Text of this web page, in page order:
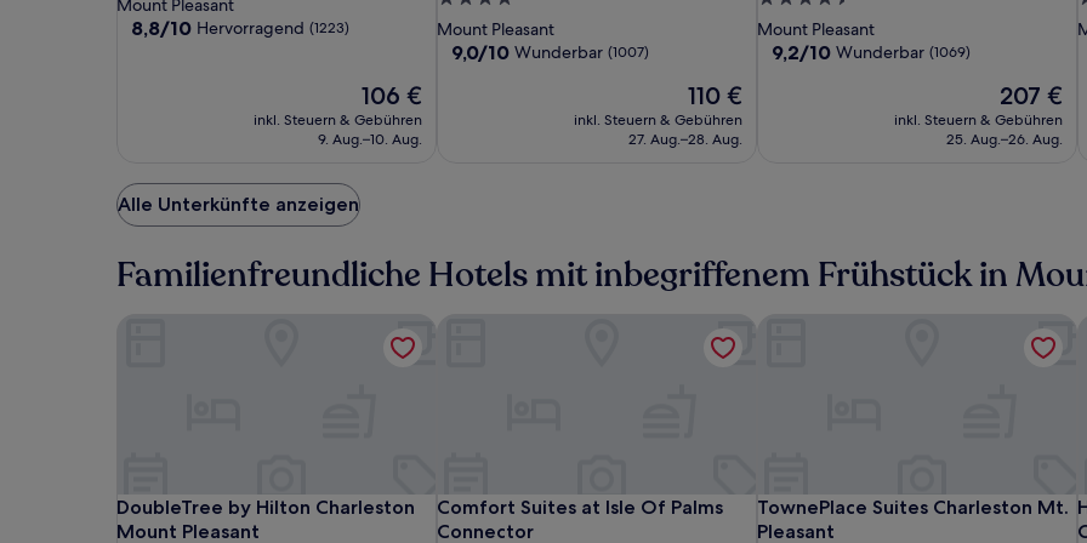
können
Suites
Suites
Patriots
Suites
Patriots
Unterkunft
Mount Pleasant
8.8
8,8/10 Hervorragend (1223)
Der
Preis
beträgt
106 €
inkl. Steuern & Gebühren
9. Aug.–10. Aug.
Charleston
Mount
Charleston
Mount
Sterne-
Unterkunft
Mount Pleasant
9.0
9,0/10 Wunderbar (1007)
Der
Preis
beträgt
110 €
inkl. Steuern & Gebühren
27. Aug.–28. Aug.
at
Charleston
Sterne-
Unterkunft
Mount Pleasant
9.2
9,2/10 Wunderbar (1069)
Der
Preis
beträgt
207 €
inkl. Steuern & Gebühren
25. Aug.–26. Aug.
Alle Unterkünfte anzeigen
Familienfreundliche Hotels mit inbegriffenem Frühstück in
DoubleTree
by
DoubleTree
by
DoubleTree
by
DoubleTree by Hilton Charleston
Mount Pleasant
DoubleTree by Hilton Charleston Mount Pleasant
DoubleTree by Hilton Charleston Mount Pleasant
Comfort
Suites
Comfort
Suites
Comfort Suites at Isle Of Palms
Connector
Comfort Suites at Isle Of Palms Connector
Comfort Suites at Isle Of Palms Connector
TownePlace
Suites
TownePlace Suites Charleston Mt.
Pleasant
TownePlace Suites Charleston Mt.
TownePlace Suites Charleston Mt.